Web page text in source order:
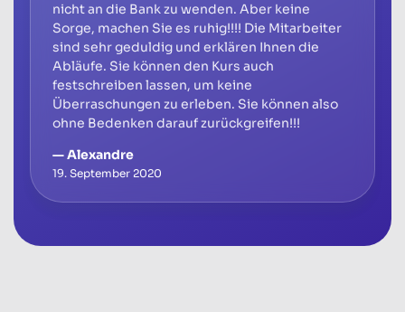
nicht an die Bank zu wenden. Aber keine
Sorge, machen Sie es ruhig!!!! Die Mitarbeiter
sind sehr geduldig und erklären Ihnen die
Abläufe. Sie können den Kurs auch
festschreiben lassen, um keine
Überraschungen zu erleben. Sie können also
ohne Bedenken darauf zurückgreifen!!!
— Alexandre
19. September 2020